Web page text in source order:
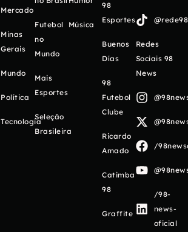
Mercado
Minas
Gerais
Mundo
Política
Tecnologia
Futebol
no
Mundo
Mais
Esportes
Seleção
Brasileira
Música
98
Esportes
Buenos
Días
98
Futebol
Clube
Ricardo
Amado
Catimba
98
Graffite
Redes
Sociais 98
News
/
/98-
news-
oficial